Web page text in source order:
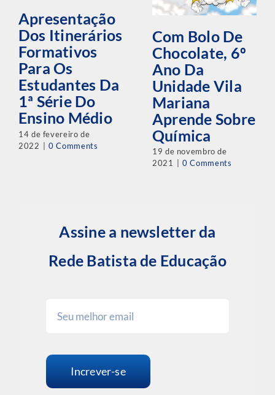
Apresentação
Dos Itinerários
Formativos
Para Os
Estudantes Da
1ª Série Do
Ensino Médio
14 de fevereiro de
2022 | 0 Comments
Com Bolo De
Chocolate, 6º
Ano Da
Unidade Vila
Mariana
Aprende Sobre
Química
19 de novembro de
2021
0 Comments
Assine a newsletter da
Rede Batista de Educação
Increver-se